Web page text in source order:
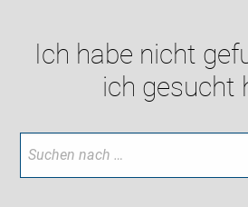
Ich habe nicht
ich gesucht